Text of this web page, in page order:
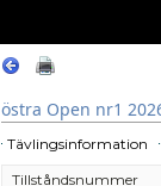
östra Open nr1
Tävlingsinformation
Tillståndsnummer